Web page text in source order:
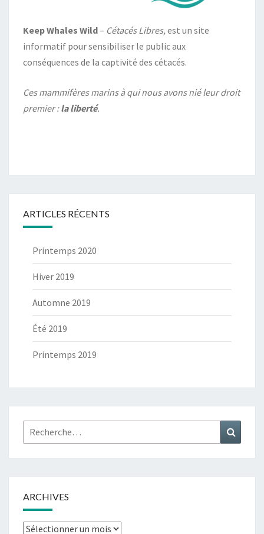
Keep Whales Wild– Cétacés Libres,est un site
informatif pour sensibiliser le public aux
conséquences de la captivité des cétacés.
Ces mammifères marins à qui nous avons nié leur droit
premier :la liberté.
ARTICLES RÉCENTS
Printemps 2020
Hiver 2019
Automne 2019
Été 2019
Printemps 2019
Rechercher :
ARCHIVES
Archives